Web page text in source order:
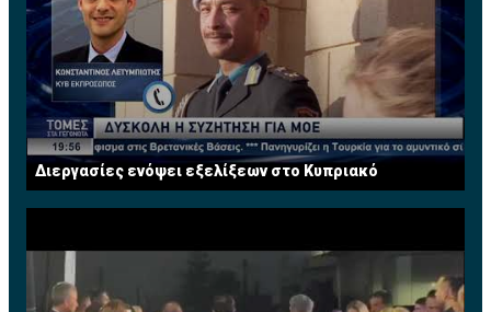
και να δημιουργήσουμε επίσης νέες αγορές. Όπως έχει
προγραμματίσει η Εταιρεία μας για φέτος θα
συμμετάσχει σ’όλες τις μεγάλες κτηματικές εκθέσεις
αλλά θα οργανώσουμε και δικές μας εκθέσεις και
σεμινάρια ανά το παγκόσμιο".
Διεργασίες ενόψει εξελίξεων στο Κυπριακό